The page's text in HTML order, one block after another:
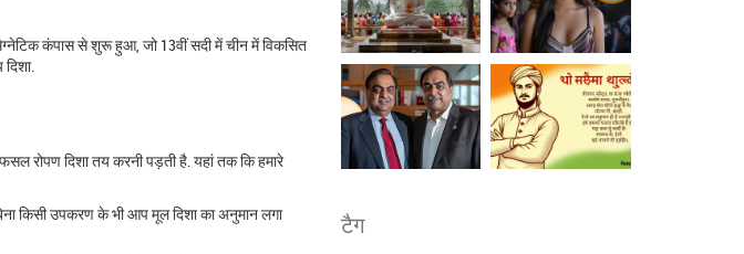
कंपास से शुरू हुआ, जो 13वीं सदी में चीन में विकसित
फसल रोपण दिशा तय करनी पड़ती है. यहां तक कि हमारे
किसी उपकरण के भी आप मूल दिशा का अनुमान लगा
टैग